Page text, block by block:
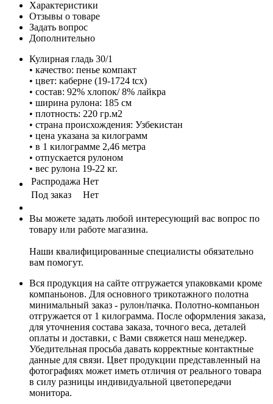
Характеристики
Отзывы о товаре
Задать вопрос
Дополнительно
Кулирная гладь 30/1
• качество: пенье компакт
• цвет: каберне (19-1724 tcx)
• состав: 92% хлопок/ 8% лайкра
• ширина рулона: 185 см
• плотность: 220 гр.м2
• страна происхождения: Узбекистан
• цена указана за килограмм
• в 1 килограмме 2,46 метра
• отпускается рулоном
• вес рулона 19-22 кг.
Распродажа Нет
Под заказ
Нет
Вы можете задать любой интересующий вас вопрос по
товару или работе магазина.
Наши квалифицированные специалисты обязательно
вам помогут.
Вся продукция на сайте отгружается упаковками кроме
компаньонов. Для основного трикотажного полотна
минимальный заказ - рулон/пачка. Полотно-компаньон
отгружается от 1 килограмма. После оформления заказа,
для уточнения состава заказа, точного веса, деталей
оплаты и доставки, с Вами свяжется наш менеджер.
Убедительная просьба давать корректные контактные
данные для связи. Цвет продукции представленный на
фотографиях может иметь отличия от реального товара
в силу разницы индивидуальной цветопередачи
монитора.